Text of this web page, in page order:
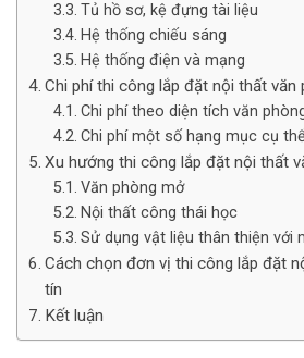
Tủ hồ sơ, kệ đựng tài liệu
Hệ thống chiếu sáng
Hệ thống điện và mạng
Chi phí thi công lắp đặt nội thất văn
Chi phí theo diện tích văn
Chi phí một số hạng mục cụ
Xu hướng thi công lắp đặt nội thất
Văn phòng mở
Nội thất công thái học
Sử dụng vật liệu thân thiện với
Cách chọn đơn vị thi công lắp đặt
tín
Kết luận